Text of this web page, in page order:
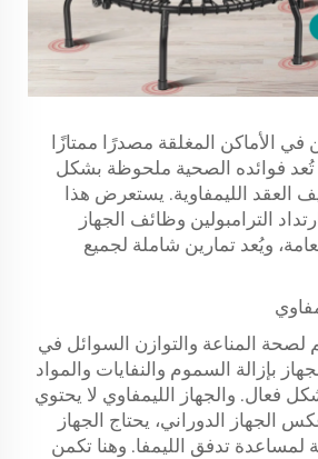
في الأماكن المغلقة مصدرًا ممتازًا
تُعد فوائده الصحية ملحوظة بشكل
الليمفاوية. يستعرض هذا
الترامبولين وظائف الجهاز
ويُعد تمارين شاملة لجميع
لصحة المناعة والتوازن السوائل في
بإزالة السموم والنفايات والمواد
فعال. والجهاز الليمفاوي لا يحتوي
الدوراني، يحتاج الجهاز
لمساعدة تدفق الليمفا. وهنا تكمن